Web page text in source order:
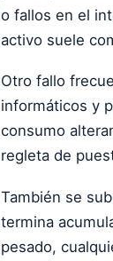
o fallos en el
activo suele
Otro fallo
informáticos y
consumo
regleta de
También se
termina
pesado,